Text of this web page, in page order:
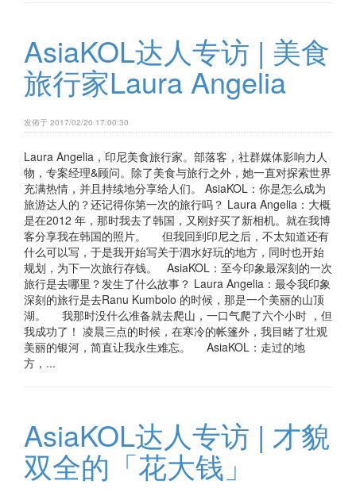
AsiaKOL达人专访 | 美食
旅行家Laura Angelia
发佈于 2017/02/20 17:00:30
Laura Angelia，印尼美食旅行家。部落客，社群媒体影响力人
物，专案经理&顾问。除了美食与旅行之外，她一直对探索世界
充满热情，并且持续地分享给人们。 AsiaKOL：你是怎么成为
旅游达人的？还记得你第一次的旅行吗？ Laura Angelia：大概
是在2012 年，那时我去了韩国，又刚好买了新相机。就在我博
客分享我在韩国的照片。 但我回到印尼之后，不太知道还有
什么可以写，于是我开始写关于泗水好玩的地方，同时也开始
规划，为下一次旅行存钱。 AsiaKOL：至今印象最深刻的一次
旅行是去哪里？发生了什么故事？ Laura Angelia：最令我印象
深刻的旅行是去Ranu Kumbolo 的时候，那是一个美丽的山顶
湖。 我那时没什么准备就去爬山，一口气爬了六个小时 ，但
我成功了！ 凌晨三点的时候，在寒冷的帐篷外，我目睹了壮观
美丽的银河，简直让我永生难忘。 AsiaKOL：走过的地
方，...
AsiaKOL达人专访 | 才貌
双全的「花大钱」